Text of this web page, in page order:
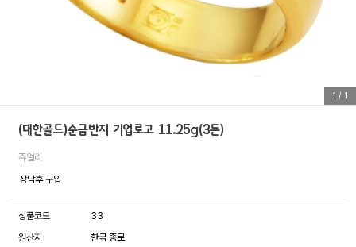
1 / 1
(대한골드)순금반지 기업로고 11.25g(3돈)
쥬얼리
상담후 구입
상품코드
33
원산지
한국 종로